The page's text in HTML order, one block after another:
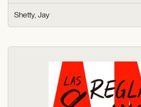
Shetty, Jay